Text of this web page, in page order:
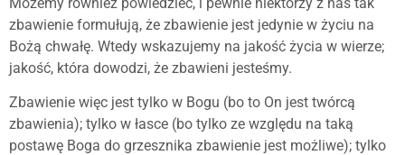
zbawienie formułują, że zbawienie jest jedynie w życiu na
Bożą chwałę. Wtedy wskazujemy na jakość życia w wierze;
jakość, która dowodzi, że zbawieni jesteśmy.
Zbawienie więc jest tylko w Bogu (bo to On jest twórcą
zbawienia); tylko w łasce (bo tylko ze względu na taką
postawę Boga do grzesznika zbawienie jest możliwe); tylko